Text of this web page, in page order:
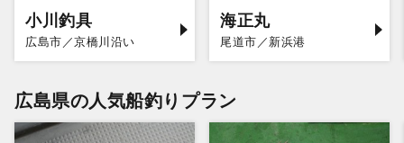
小川釣具
広島市／京橋川沿い
海正丸
尾道市／新浜港
広島県の人気船釣りプラン